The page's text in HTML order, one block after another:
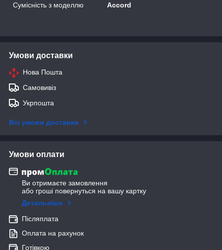
Сумісність з моделлю
Accord
Умови доставки
Нова Пошта
Самовивіз
Укрпошта
Всі умови доставки
Умови оплати
Ви отримаєте замовлення
або гроші повернуться на вашу картку
Детальніше
Післяплата
Оплата на рахунок
Готівкою